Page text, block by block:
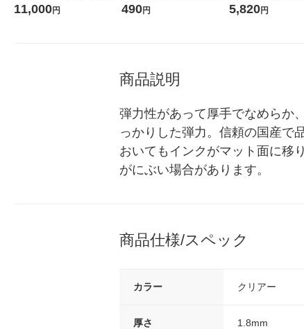
堂 おまけ付き
11,000円
コウォーター）2L ラベルレ
490円
ガジャンボ 2300g 1
（2個入) 洗濯洗剤
5,820円
商品説明
弾力性があって厚手でなめらか
っかりした弾力。信頼の国産で
おいてもインクがマット面に移
がにぶい場合があります。
商品仕様/スペック
カラー クリアー
厚さ 1.8mm